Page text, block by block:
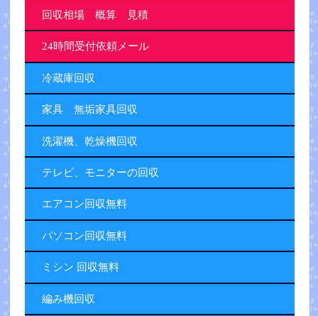
回収相場 概算 見積
24時間受付依頼メール
冷蔵庫回収
家具 無垢家具回収
洗濯機、乾燥機回収
テレビ、モニターの回収
エアコン回収無料
パソコン回収無料
ミシン 回収無料
編み機回収